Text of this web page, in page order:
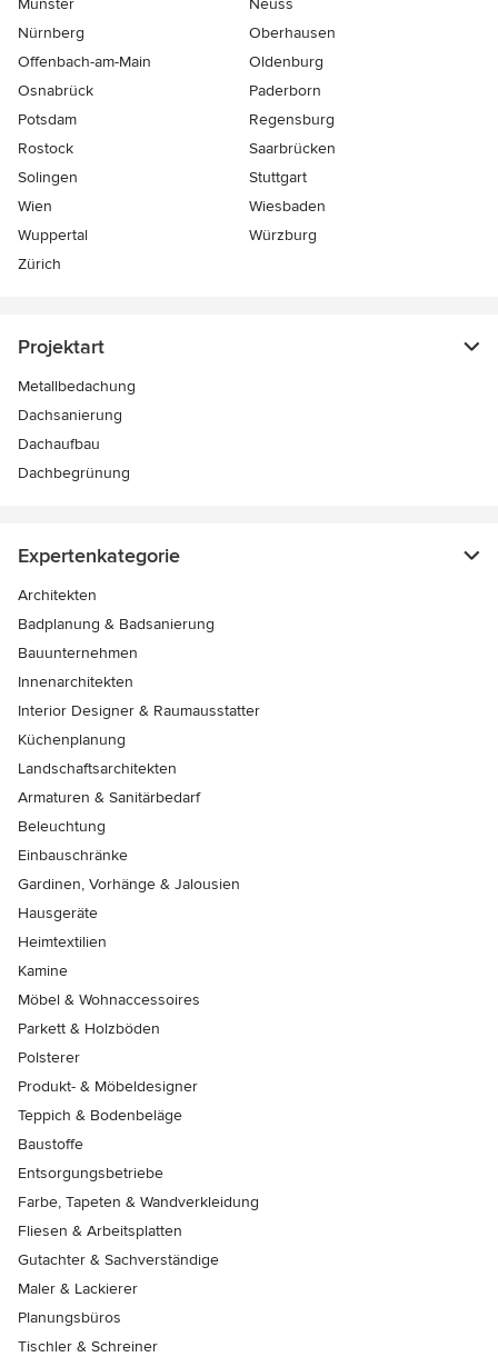
Münster
Neuss
Nürnberg
Oberhausen
Offenbach-am-Main
Oldenburg
Osnabrück
Paderborn
Potsdam
Regensburg
Rostock
Saarbrücken
Solingen
Stuttgart
Wien
Wiesbaden
Wuppertal
Würzburg
Zürich
Projektart
Metallbedachung
Dachsanierung
Dachaufbau
Dachbegrünung
Expertenkategorie
Architekten
Badplanung & Badsanierung
Bauunternehmen
Innenarchitekten
Interior Designer & Raumausstatter
Küchenplanung
Landschaftsarchitekten
Armaturen & Sanitärbedarf
Beleuchtung
Einbauschränke
Gardinen, Vorhänge & Jalousien
Hausgeräte
Heimtextilien
Kamine
Möbel & Wohnaccessoires
Parkett & Holzböden
Polsterer
Produkt- & Möbeldesigner
Teppich & Bodenbeläge
Baustoffe
Entsorgungsbetriebe
Farbe, Tapeten & Wandverkleidung
Fliesen & Arbeitsplatten
Gutachter & Sachverständige
Maler & Lackierer
Planungsbüros
Tischler & Schreiner